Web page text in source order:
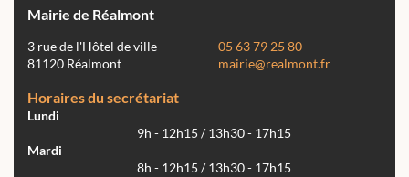
Mairie de Réalmont
3 rue de l'Hôtel de ville
81120 Réalmont
05 63 79 25 80
mairie@realmont.fr
Horaires du secrétariat
Lundi
9h - 12h15 / 13h30 - 17h15
Mardi
8h - 12h15 / 13h30 - 17h15